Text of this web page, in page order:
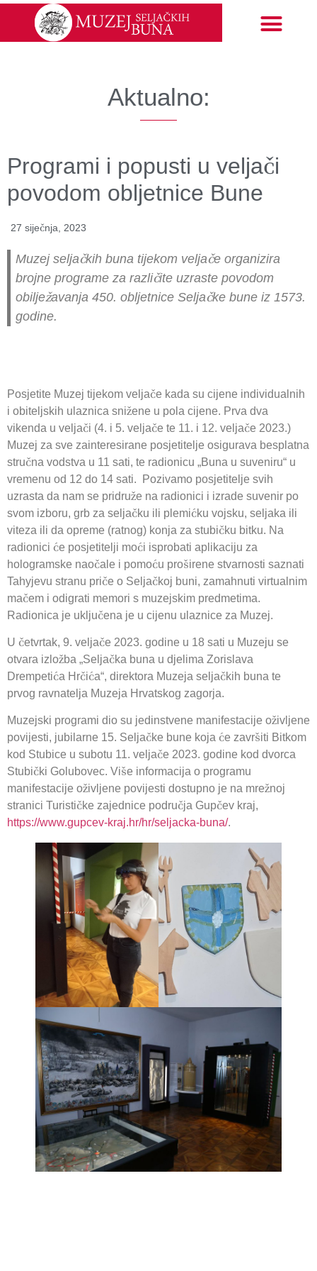
Aktualno:
Programi i popusti u veljači
povodom obljetnice Bune
27 siječnja, 2023
Muzej seljačkih buna tijekom veljače organizira
brojne programe za različite uzraste povodom
obilježavanja 450. obljetnice Seljačke bune iz 1573.
godine.
Posjetite Muzej tijekom veljače kada su cijene individualnih
i obiteljskih ulaznica snižene u pola cijene. Prva dva
vikenda u veljači (4. i 5. veljače te 11. i 12. veljače 2023.)
Muzej za sve zainteresirane posjetitelje osigurava besplatna
stručna vodstva u 11 sati, te radionicu „Buna u suveniru“ u
vremenu od 12 do 14 sati. Pozivamo posjetitelje svih
uzrasta da nam se pridruže na radionici i izrade suvenir po
svom izboru, grb za seljačku ili plemićku vojsku, seljaka ili
viteza ili da opreme (ratnog) konja za stubičku bitku. Na
radionici će posjetitelji moći isprobati aplikaciju za
hologramske naočale i pomoću proširene stvarnosti saznati
Tahyjevu stranu priče o Seljačkoj buni, zamahnuti virtualnim
mačem i odigrati memori s muzejskim predmetima.
Radionica je uključena je u cijenu ulaznice za Muzej.
U četvrtak, 9. veljače 2023. godine u 18 sati u Muzeju se
otvara izložba „Seljačka buna u djelima Zorislava
Drempetića Hrčića“, direktora Muzeja seljačkih buna te
prvog ravnatelja Muzeja Hrvatskog zagorja.
Muzejski programi dio su jedinstvene manifestacije oživljene
povijesti, jubilarne 15. Seljačke bune koja će završiti Bitkom
kod Stubice u subotu 11. veljače 2023. godine kod dvorca
Stubički Golubovec. Više informacija o programu
manifestacije oživljene povijesti dostupno je na mrežnoj
stranici Turističke zajednice područja Gupčev kraj,
https://www.gupcev-kraj.hr/hr/seljacka-buna/.